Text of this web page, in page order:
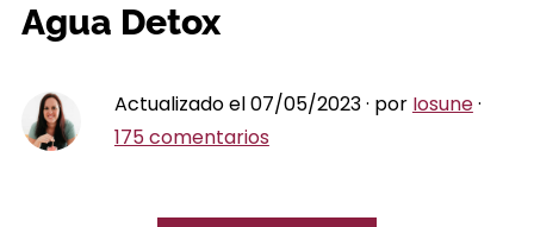
Agua Detox
Actualizado el 07/05/2023 · por Iosune·
175 comentarios